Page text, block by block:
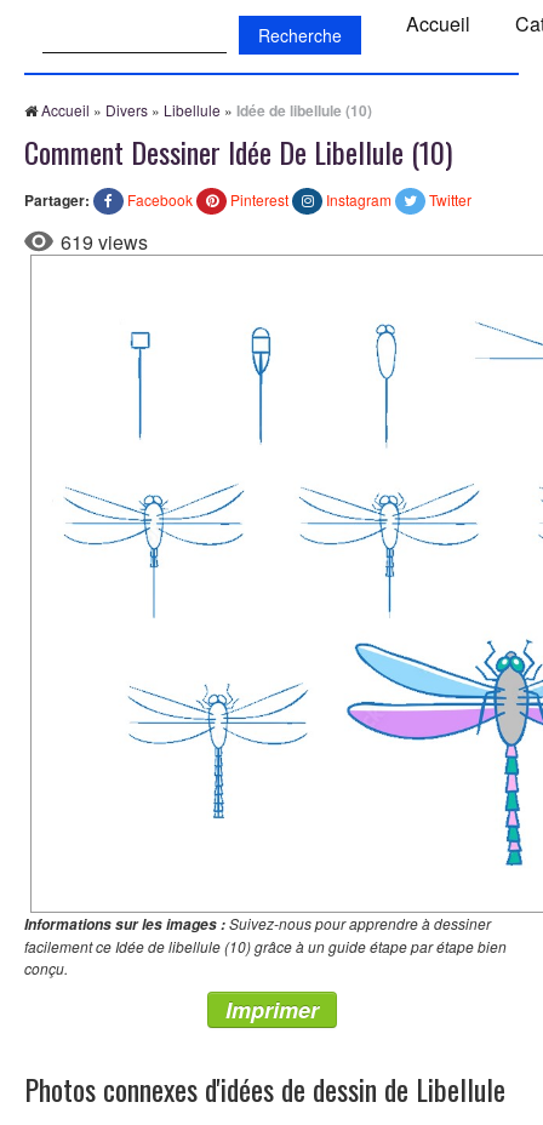
Accueil
Accueil » Divers » Libellule » Idée de libellule (10)
Comment Dessiner Idée De Libellule (10)
Partager: Facebook Pinterest Instagram Twitter
619 views
Informations sur les images :Suivez-nous pour apprendre à dessiner
facilement ce Idée de libellule (10) grâce à un guide étape par étape bien
conçu.
Imprimer
Photos connexes d'idées de dessin de Libellule